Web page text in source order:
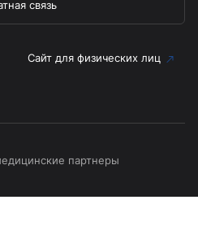
связь
Сайт для физических лиц
партнеры